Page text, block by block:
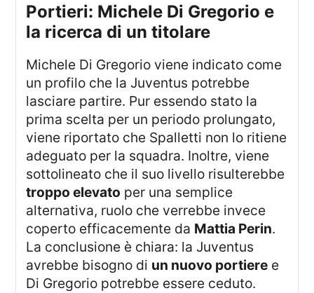
portieri: Michele Di Gregorio e
la ricerca di un titolare
Michele Di Gregorio viene indicato come
un profilo che la Juventus potrebbe
lasciare partire. Pur essendo stato la
prima scelta per un periodo prolungato,
viene riportato che Spalletti non lo ritiene
adeguato per la squadra. Inoltre, viene
sottolineato che il suo livello risulterebbe
troppo elevato per una semplice
alternativa, ruolo che verrebbe invece
coperto efficacemente da Mattia Perin.
La conclusione è chiara: la Juventus
avrebbe bisogno di un nuovo portiere e
Di Gregorio potrebbe essere ceduto.